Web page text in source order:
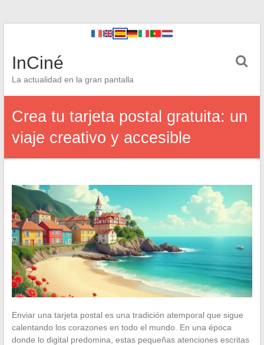
InCiné
La actualidad en la gran pantalla
Crea tu tarjeta postal gratuita: un
viaje creativo y accesible
Enviar una tarjeta postal es una tradición atemporal que sigue
calentando los corazones en todo el mundo. En una época
donde lo digital predomina, estas pequeñas atenciones escritas